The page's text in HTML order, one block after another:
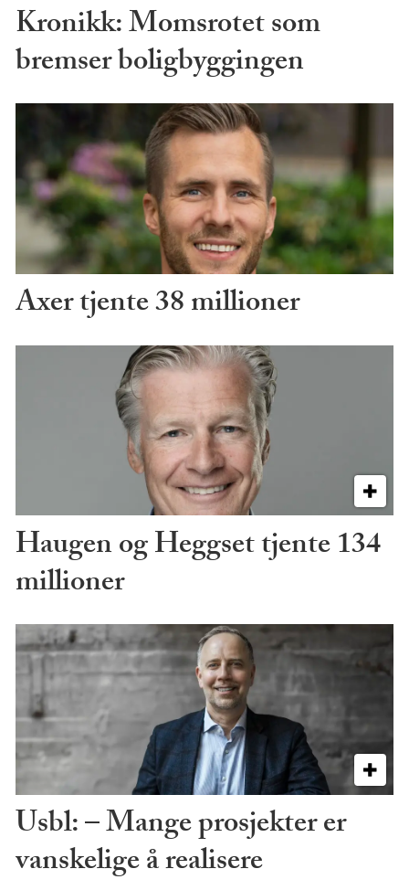
Kronikk: Momsrotet som
bremser boligbyggingen
Axer tjente 38 millioner
Haugen og Heggset tjente 134
millioner
Usbl: – Mange prosjekter er
vanskelige å realisere